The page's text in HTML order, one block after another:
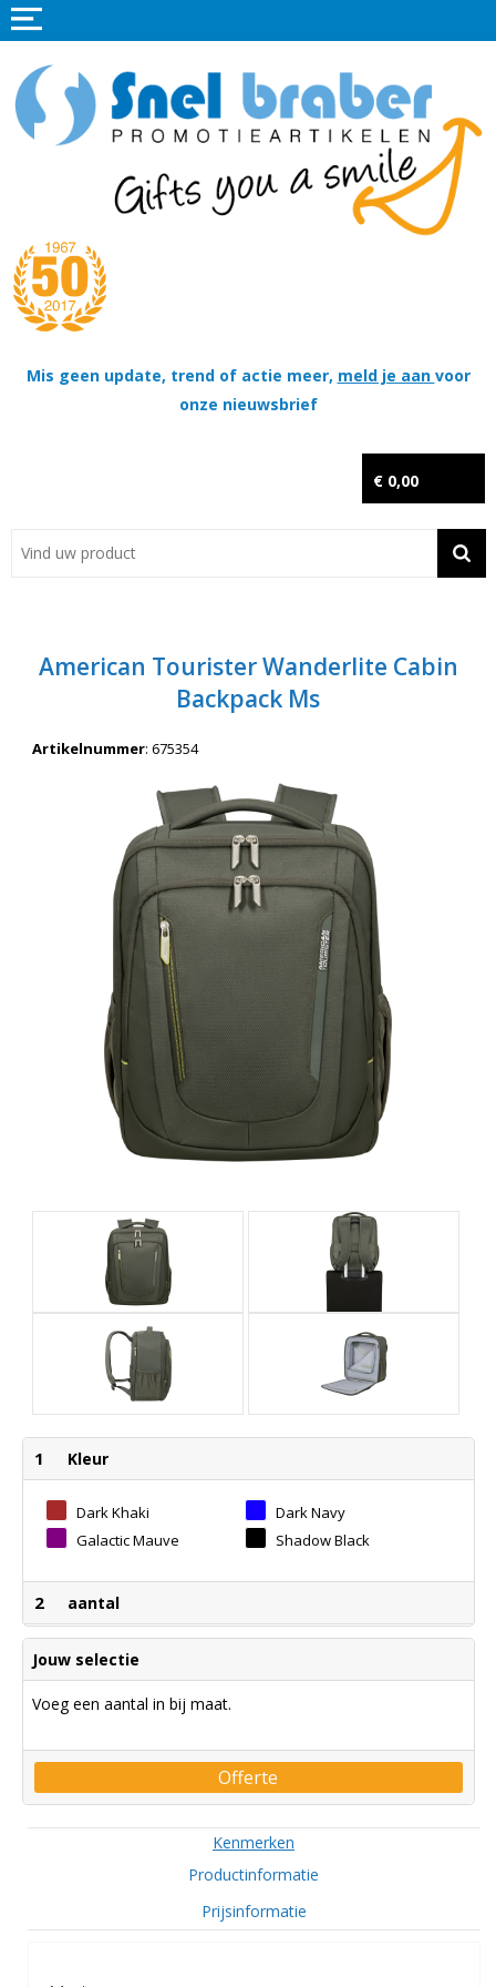
Mis geen update, trend of actie meer, meld je aan voor
onze nieuwsbrief
€ 0,00
Home
Promotieartikelen
Tassen
Thema's
Contact
Wil je snel een advies? Bel nu 053-7920045 of 06-55731304
American Tourister Wanderlite Cabin
Backpack Ms
Artikelnummer: 675354
1 Kleur
Dark Khaki
Dark Navy
Galactic Mauve
Shadow Black
2 aantal
Jouw selectie
Voeg een aantal in bij maat.
Offerte
Kenmerken
Productinformatie
Prijsinformatie